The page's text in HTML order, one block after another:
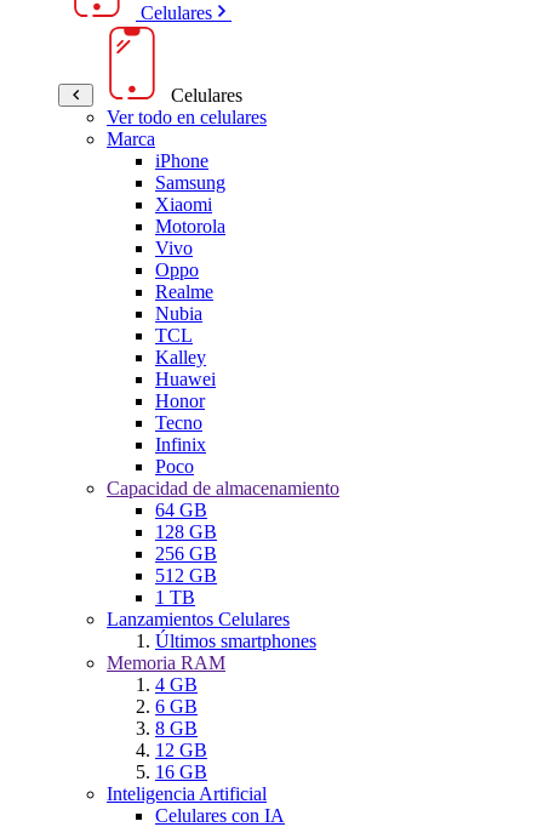
Celulares
Celulares
Ver todo en celulares
Marca
iPhone
Samsung
Xiaomi
Motorola
Vivo
Oppo
Realme
Nubia
TCL
Kalley
Huawei
Honor
Tecno
Infinix
Poco
Capacidad de almacenamiento
64 GB
128 GB
256 GB
512 GB
1 TB
Lanzamientos Celulares
Últimos smartphones
Memoria RAM
4 GB
6 GB
8 GB
12 GB
16 GB
Inteligencia Artificial
Celulares con IA